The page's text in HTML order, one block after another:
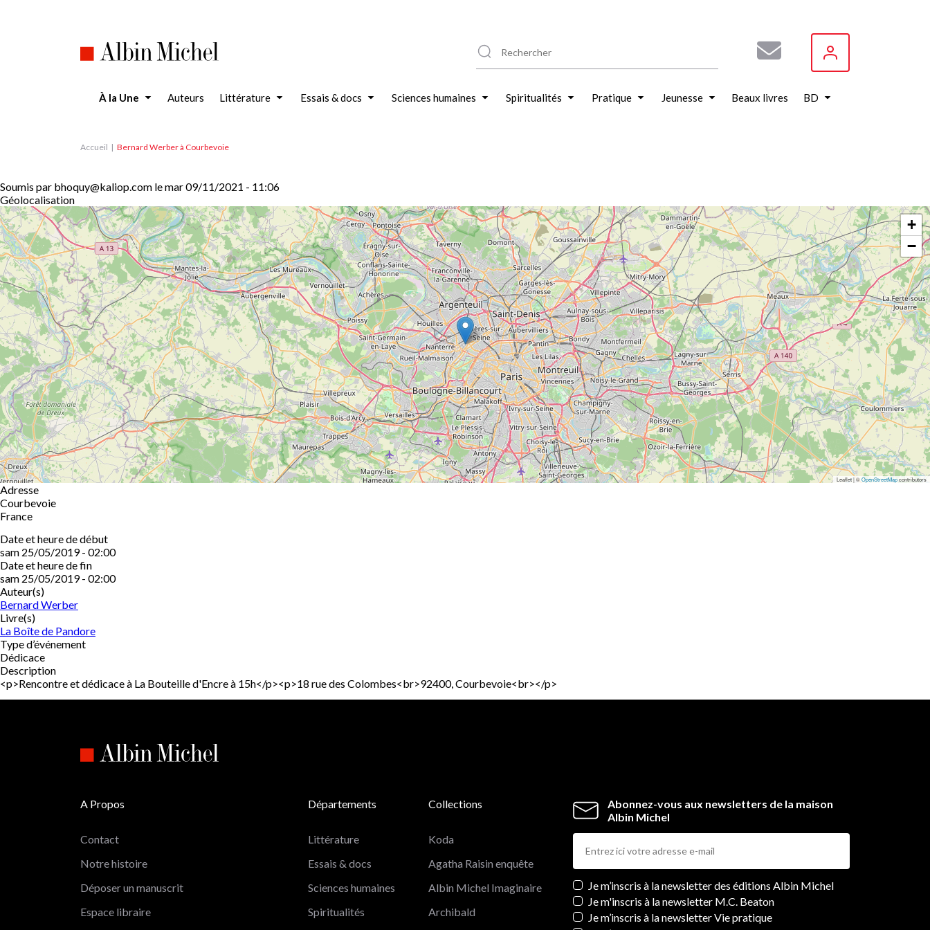
À la Une Auteurs Littérature Essais & docs Sciences humaines Spiritualités Pratique Jeunesse Beaux livres BD
Accueil Bernard Werber à Courbevoie
Soumis par bhoquy@kaliop.com lemar 09/11/2021 - 11:06
Géolocalisation
+
−
Leaflet | ©OpenStreetMapcontributors
Adresse
Courbevoie
France
Date et heure de début
sam 25/05/2019 - 02:00
Date et heure de fin
sam 25/05/2019 - 02:00
Auteur(s)
Bernard Werber
Livre(s)
La Boîte de Pandore
Type d’événement
Dédicace
Description
<p>Rencontre et dédicace à La Bouteille d'Encre à 15h</p><p>18 rue des Colombes<br>92400, Courbevoie<br></p>
Abonnez-vous aux newsletters de la maison
Albin Michel
Newsletters
Je m’inscris à la newsletter des éditions Albin Michel
Je m'inscris à la newsletter M.C. Beaton
Je m’inscris à la newsletter Vie pratique
A Propos
Contact
Notre histoire
Déposer un manuscrit
Espace libraire
Départements
Littérature
Essais & docs
Sciences humaines
Spiritualités
Collections
Koda
Agatha Raisin enquête
Albin Michel Imaginaire
Archibald